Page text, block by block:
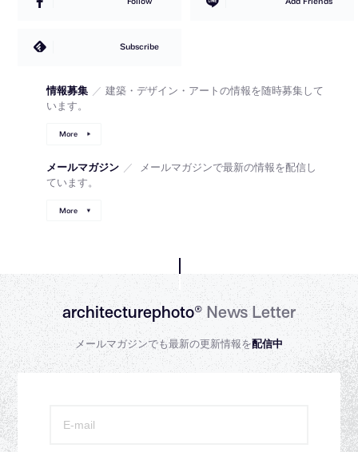
Subscribe
情報募集 ／ 建築・デザイン・アートの情報を随時募集して
います。
More
メールマガジン ／
メールマガジンで最新の情報を配信し
ています。
More
architecturephoto®News Letter
メールマガジンでも最新の更新情報を配信中